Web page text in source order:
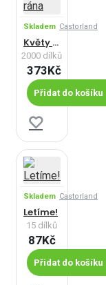
Skladem Castorland
Květy rána
2000 dílků
373Kč
Přidat do košíku
Skladem Castorland
Letíme!
15 dílků
87Kč
Přidat do košíku